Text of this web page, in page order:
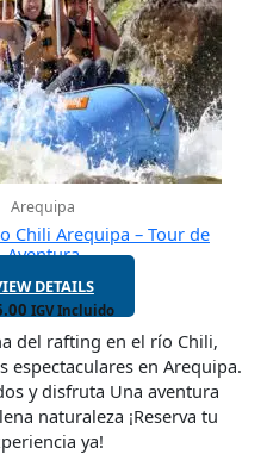
Arequipa
Chili Arequipa – Tour de
Aventura
DETAILS
IGV Incluido
del rafting en el río Chili,
espectaculares en Arequipa.
y disfruta Una aventura
naturaleza ¡Reserva tu
ya!